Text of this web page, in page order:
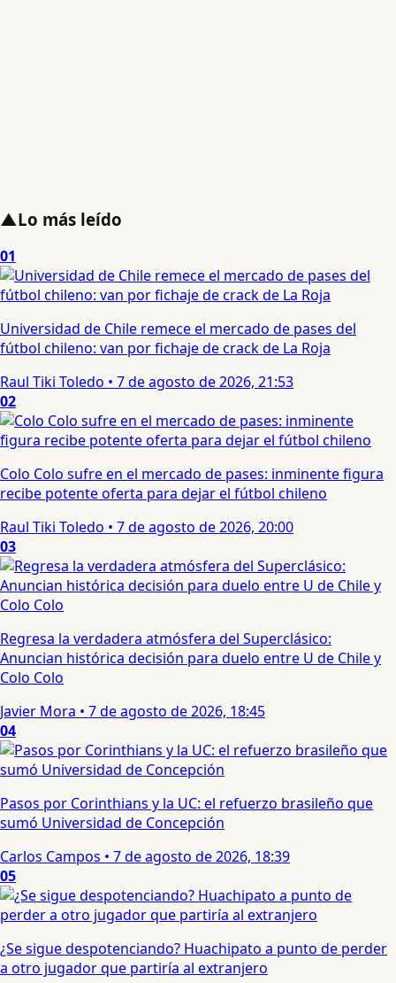
▲Lo más leído
01
Universidad de Chile remece el mercado de pases del
fútbol chileno: van por fichaje de crack de La Roja
Raul Tiki Toledo • 7 de agosto de 2026, 21:53
02
Colo Colo sufre en el mercado de pases: inminente figura
recibe potente oferta para dejar el fútbol chileno
Raul Tiki Toledo • 7 de agosto de 2026, 20:00
03
Regresa la verdadera atmósfera del Superclásico:
Anuncian histórica decisión para duelo entre U de Chile y
Colo Colo
Javier Mora • 7 de agosto de 2026, 18:45
04
Pasos por Corinthians y la UC: el refuerzo brasileño que
sumó Universidad de Concepción
Carlos Campos • 7 de agosto de 2026, 18:39
05
¿Se sigue despotenciando? Huachipato a punto de perder
a otro jugador que partiría al extranjero